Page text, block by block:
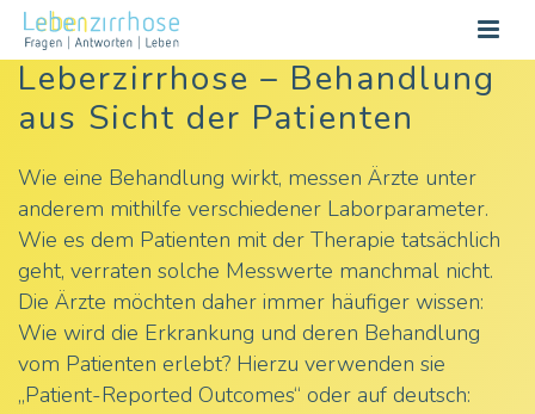
Leberzirrhose – Behandlung
aus Sicht der Patienten
Wie eine Behandlung wirkt, messen Ärzte unter
anderem mithilfe verschiedener Laborparameter.
Wie es dem Patienten mit der Therapie tatsächlich
geht, verraten solche Messwerte manchmal nicht.
Die Ärzte möchten daher immer häufiger wissen:
Wie wird die Erkrankung und deren Behandlung
vom Patienten erlebt? Hierzu verwenden sie
„Patient-Reported Outcomes“ oder auf deutsch: